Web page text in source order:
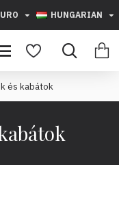
HUNGARIAN
és kabátok